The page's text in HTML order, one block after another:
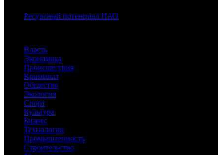
Ресурсный потенциал НАО
Власть
Экономика
Происшествия
Криминал
Общество
Экология
Спорт
Культура
Бизнес
Технологии
Промышленность
Строительство